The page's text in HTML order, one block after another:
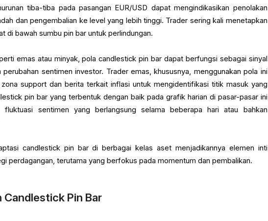
tiba-tiba pada pasangan EUR/USD dapat mengindikasikan penolakan
dan pengembalian ke level yang lebih tinggi. Trader sering kali menetapkan
di bawah sumbu pin bar untuk perlindungan.
emas atau minyak, pola candlestick pin bar dapat berfungsi sebagai sinyal
perubahan sentimen investor. Trader emas, khususnya, menggunakan pola ini
support dan berita terkait inflasi untuk mengidentifikasi titik masuk yang
pin bar yang terbentuk dengan baik pada grafik harian di pasar-pasar ini
fluktuasi sentimen yang berlangsung selama beberapa hari atau bahkan
candlestick pin bar di berbagai kelas aset menjadikannya elemen inti
perdagangan, terutama yang berfokus pada momentum dan pembalikan.
Pin Bar